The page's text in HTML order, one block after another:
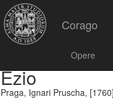
Corago
Opere
Ezio
Praga, Ignari Pruscha, [1760]